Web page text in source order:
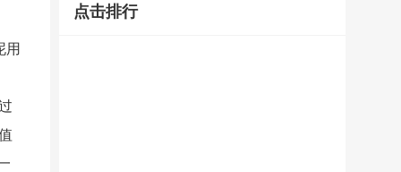
用
点击排行